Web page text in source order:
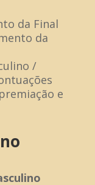
da Final
da
/
e